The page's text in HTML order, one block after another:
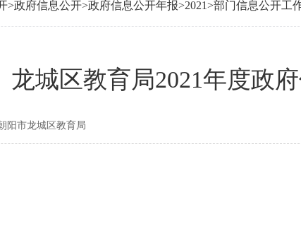
>政府信息公开>政府信息公开年报>2021>部门信息公开工
龙城区教育局2021年度政
阳市龙城区教育局